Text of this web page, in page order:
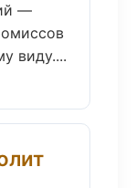
—
виду....